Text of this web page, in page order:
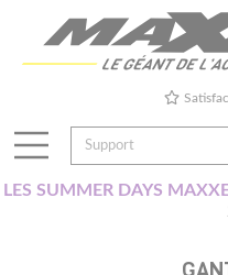
LES SUMMER DAYS